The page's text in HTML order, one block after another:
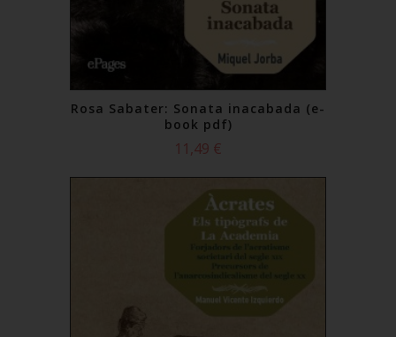
Rosa Sabater: Sonata inacabada (e-
book pdf)
11,49 €